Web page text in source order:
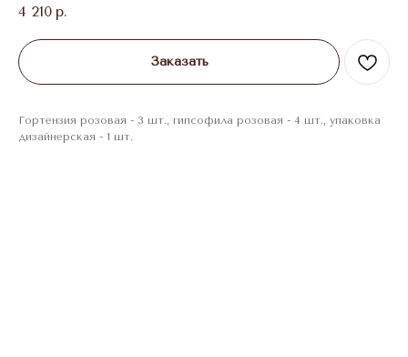
4 210 р.
Заказать
Гортензия розовая - 3 шт., гипсофила розовая - 4 шт., упаковка
дизайнерская - 1 шт.